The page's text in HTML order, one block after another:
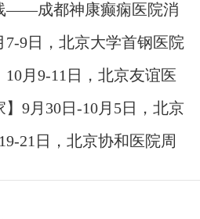
——成都神康癫痫医院消
7-9日，北京大学首钢医院
成都会诊，破解癫痫疑难
10月9-11日，北京友谊医
治疗援助，破解癫痫难
】9月30日-10月5日，北京
家蓉城亲诊+癫痫大额救
21日，北京协和医院周